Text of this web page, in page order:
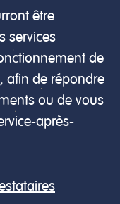
être
services
de
afin de répondre
ou de vous
après-